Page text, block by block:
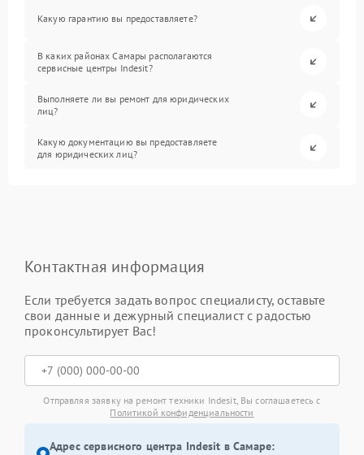
Какую гарантию вы предоставляете?
В каких районах Самары располагаются
сервисные центры Indesit?
Выполняете ли вы ремонт для юридических
лиц?
Какую документацию вы предоставляете
для юридических лиц?
Контактная информация
Если требуется задать вопрос специалисту, оставьте
свои данные и дежурный специалист с радостью
проконсультирует Вас!
Отправляя заявку на ремонт техники Indesit, Вы соглашаетесь с
Политикой конфиденциальности
Адрес сервисного центра Indesit в Самаре: